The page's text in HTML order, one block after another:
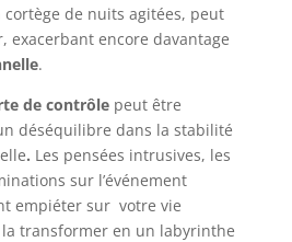
cortège de nuits agitées, peut
exacerbant encore davantage
.
de contrôle peut être
déséquilibre dans la stabilité
. Les pensées intrusives, les
sur l’événement
empiéter sur votre vie
transformer en un labyrinthe